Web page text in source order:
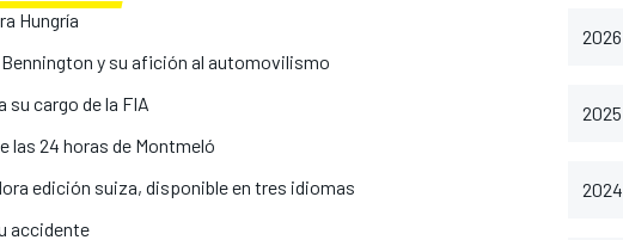
Hungría
y su afición al automovilismo
su cargo de la FIA
las 24 horas de Montmeló
edición suiza, disponible en tres idiomas
accidente
2026
2025
2024